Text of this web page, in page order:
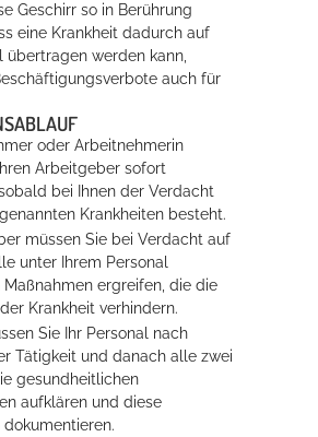
Geschirr so in Berührung
eine Krankheit dadurch auf
übertragen werden kann,
auch für
oder Arbeitnehmerin
Arbeitgeber sofort
bei Ihnen der Verdacht
Krankheiten besteht.
müssen Sie bei Verdacht auf
unter Ihrem Personal
ergreifen, die die
Krankheit verhindern.
Sie Ihr Personal nach
Tätigkeit und danach alle zwei
gesundheitlichen
aufklären und diese